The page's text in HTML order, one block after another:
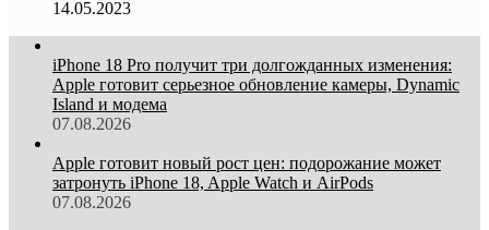
14.05.2023
iPhone 18 Pro получит три долгожданных изменения:
Apple готовит серьезное обновление камеры, Dynamic
Island и модема
07.08.2026
Apple готовит новый рост цен: подорожание может
затронуть iPhone 18, Apple Watch и AirPods
07.08.2026